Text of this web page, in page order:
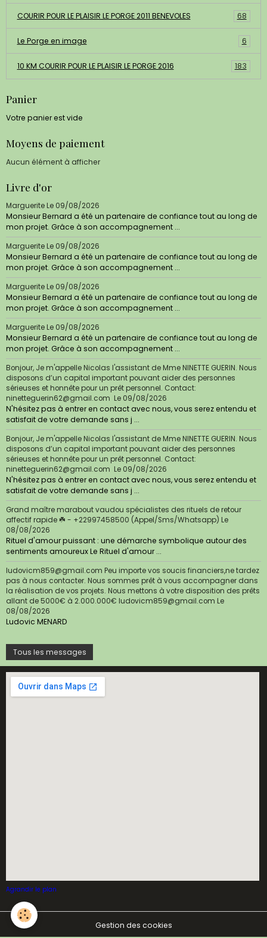
COURIR POUR LE PLAISIR LE PORGE 2011 BENEVOLES 68
Le Porge en image 6
10 KM COURIR POUR LE PLAISIR LE PORGE 2016 183
Panier
Votre panier est vide
Moyens de paiement
Aucun élément à afficher
Livre d'or
MargueriteLe 09/08/2026
Monsieur Bernard a été un partenaire de confiance tout au long de
mon projet. Grâce à son accompagnement ...
MargueriteLe 09/08/2026
Monsieur Bernard a été un partenaire de confiance tout au long de
mon projet. Grâce à son accompagnement ...
MargueriteLe 09/08/2026
Monsieur Bernard a été un partenaire de confiance tout au long de
mon projet. Grâce à son accompagnement ...
MargueriteLe 09/08/2026
Monsieur Bernard a été un partenaire de confiance tout au long de
mon projet. Grâce à son accompagnement ...
Bonjour, Je m'appelle Nicolas l'assistant de Mme NINETTE GUERIN. Nous
disposons d’un capital important pouvant aider des personnes
sérieuses et honnête pour un prêt personnel. Contact:
ninetteguerin62@gmail.com Le 09/08/2026
N'hésitez pas à entrer en contact avec nous, vous serez entendu et
satisfait de votre demande sans j ...
Bonjour, Je m'appelle Nicolas l'assistant de Mme NINETTE GUERIN. Nous
disposons d’un capital important pouvant aider des personnes
sérieuses et honnête pour un prêt personnel. Contact:
ninetteguerin62@gmail.com Le 09/08/2026
N'hésitez pas à entrer en contact avec nous, vous serez entendu et
satisfait de votre demande sans j ...
Grand maître marabout vaudou spécialistes des rituels de retour
affectif rapide ☘️ - +22997458500 (Appel/Sms/Whatsapp) Le
08/08/2026
Rituel d'amour puissant : une démarche symbolique autour des
sentiments amoureux Le Rituel d'amour ...
ludovicm859@gmail.com Peu importe vos soucis financiers,ne tardez
pas à nous contacter. Nous sommes prêt à vous accompagner dans
la réalisation de vos projets. Nous mettons à votre disposition des prêts
allant de 5000€ à 2.000.000€ ludovicm859@gmail.com Le
08/08/2026
Ludovic MENARD
Tous les messages
Agrandir le plan
Gestion des cookies